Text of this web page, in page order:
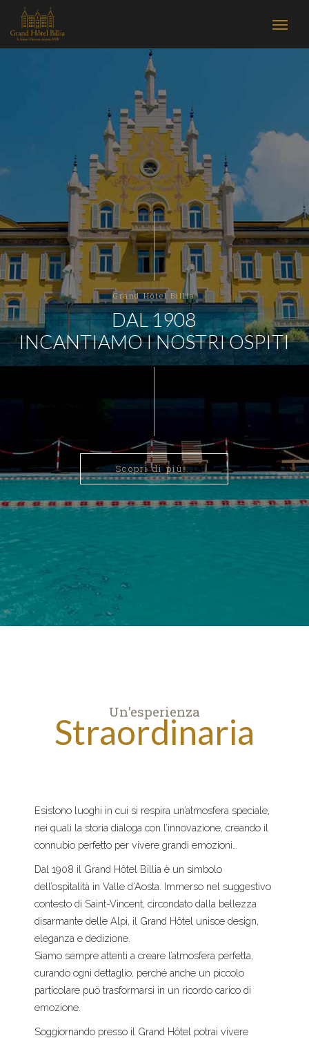
DAL 1908
INCANTIAMO I NOSTRI OSPITI
Grand Hôtel Billia
Scopri di più...
Un'esperienza
Straordinaria
Esistono luoghi in cui si respira un’atmosfera speciale,
nei quali la storia dialoga con l’innovazione, creando il
connubio perfetto per vivere grandi emozioni…
Dal 1908 il Grand Hôtel Billia è un simbolo
dell’ospitalità in Valle d’Aosta. Immerso nel suggestivo
contesto di Saint-Vincent, circondato dalla bellezza
disarmante delle Alpi, il Grand Hôtel unisce design,
eleganza e dedizione.
Siamo sempre attenti a creare l’atmosfera perfetta,
curando ogni dettaglio, perché anche un piccolo
particolare può trasformarsi in un ricordo carico di
emozione.
Soggiornando presso il Grand Hôtel potrai vivere